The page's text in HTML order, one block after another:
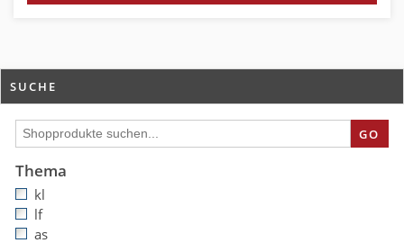
SUCHE
GO
Thema
kl
lf
as